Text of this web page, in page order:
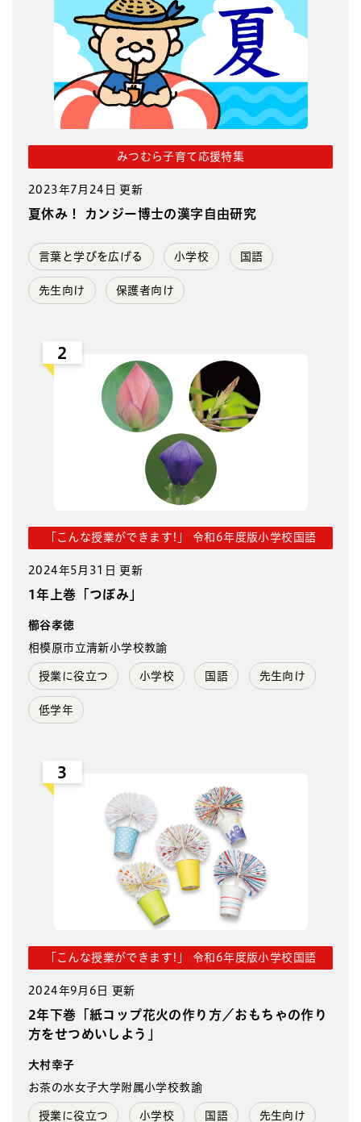
みつむら子育て応援特集
2023年7月24日 更新
夏休み！ カンジー博士の漢字自由研究
言葉と学びを広げる 小学校 国語
先生向け 保護者向け
2
「こんな授業ができます!」 令和6年度版小学校国語
2024年5月31日 更新
1年上巻「つぼみ」
櫛谷孝徳
相模原市立清新小学校教諭
授業に役立つ 小学校 国語 先生向け
低学年
3
「こんな授業ができます!」 令和6年度版小学校国語
2024年9月6日 更新
2年下巻「紙コップ花火の作り方／おもちゃの作り
方をせつめいしよう」
大村幸子
お茶の水女子大学附属小学校教諭
授業に役立つ 小学校 国語 先生向け